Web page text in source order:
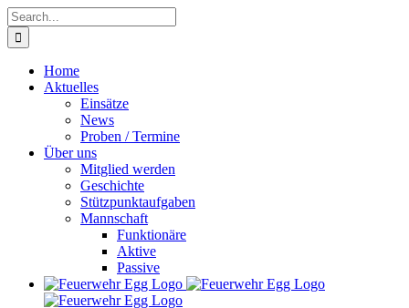
Skip
to
content
Search
for:
Home
Aktuelles
Einsätze
News
Proben / Termine
Über uns
Mitglied werden
Geschichte
Stützpunktaufgaben
Mannschaft
Funktionäre
Aktive
Passive